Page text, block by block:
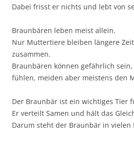
Dabei frisst er nichts und lebt von
Braunbären leben meist allein.
Nur Muttertiere bleiben längere
zusammen.
Braunbären können gefährlich
fühlen, meiden aber meistens den
Der Braunbär ist ein wichtiges Tier
Er verteilt Samen und hält das
Darum steht der Braunbär in vielen